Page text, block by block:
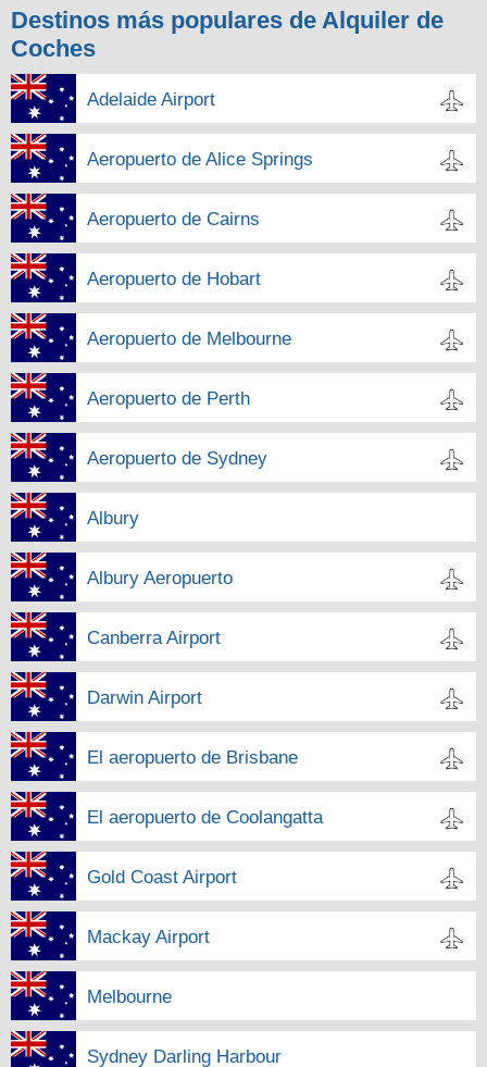
Destinos más populares de Alquiler de
Coches
Adelaide Airport
Aeropuerto de Alice Springs
Aeropuerto de Cairns
Aeropuerto de Hobart
Aeropuerto de Melbourne
Aeropuerto de Perth
Aeropuerto de Sydney
Albury
Albury Aeropuerto
Canberra Airport
Darwin Airport
El aeropuerto de Brisbane
El aeropuerto de Coolangatta
Gold Coast Airport
Mackay Airport
Melbourne
Sydney Darling Harbour